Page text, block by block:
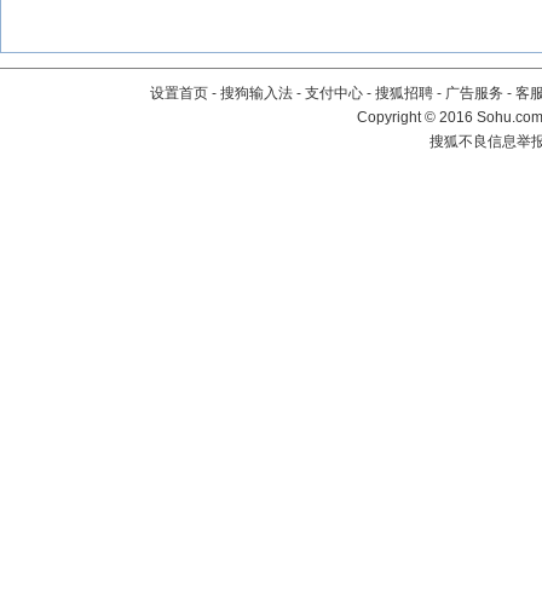
设置首页 - 搜狗输入法 - 支付中心 - 搜狐招聘 - 广告服务 - 客
Copyright©2016
搜狐不良信息举